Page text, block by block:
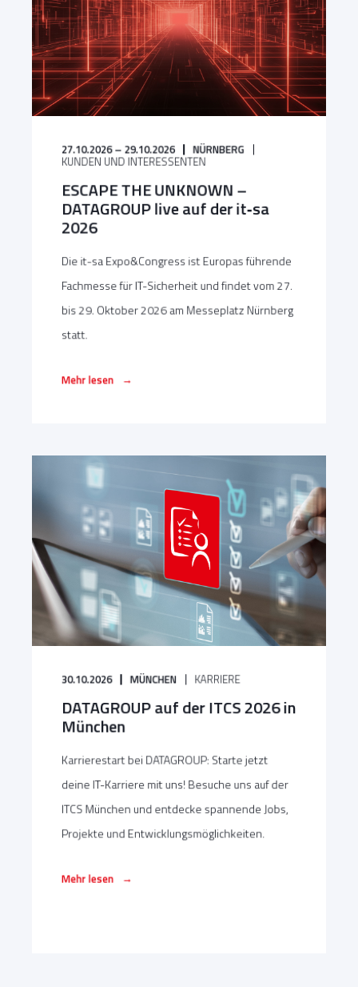
27.10.2026 – 29.10.2026 NÜRNBERG
KUNDEN UND INTERESSENTEN
ESCAPE THE UNKNOWN –
DATAGROUP live auf der it‑sa
2026
Die it-sa Expo&Congress ist Europas führende
Fachmesse für IT-Sicherheit und findet vom 27.
bis 29. Oktober 2026 am Messeplatz Nürnberg
statt.
Mehr lesen →
30.10.2026 MÜNCHEN KARRIERE
DATAGROUP auf der ITCS 2026 in
München
Karrierestart bei DATAGROUP: Starte jetzt
deine IT-Karriere mit uns! Besuche uns auf der
ITCS München und entdecke spannende Jobs,
Projekte und Entwicklungsmöglichkeiten.
Mehr lesen →